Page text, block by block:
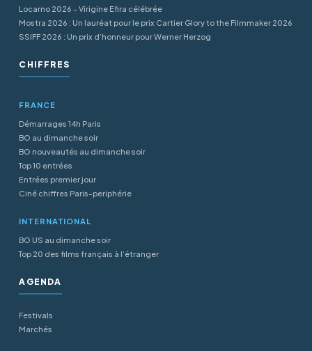
Locarno 2026 - Virigine Efira célébrée
Mostra 2026 : Un lauréat pour le prix Cartier Glory to the Filmmaker 2026
SSIFF 2026 : Un prix d’honneur pour Werner Herzog
CHIFFRES
FRANCE
Démarrages 14h Paris
BO au dimanche soir
BO nouveautés au dimanche soir
Top 10 entrées
Entrées premier jour
Ciné chiffres Paris-periphérie
INTERNATIONAL
BO US au dimanche soir
Top 20 des films français à l’étranger
AGENDA
Festivals
Marchés